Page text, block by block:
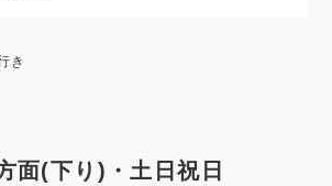
き
面(下り)・土日祝日